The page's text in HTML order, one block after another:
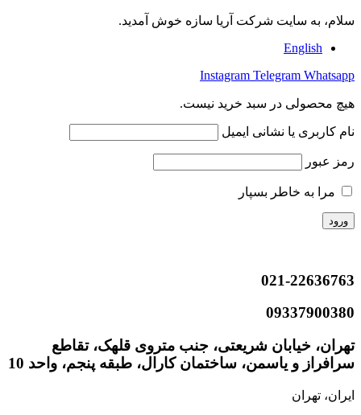
سلام، به سایت شرکت آریا سازه خوش آمدید.
English
Instagram Telegram Whatsapp
هیچ محصولی در سبد خرید نیست.
نام کاربری یا نشانی ایمیل
رمز عبور
مرا به خاطر بسپار
021-22636763
09337900380
تهران، خیابان شریعتی، جنب متروی قلهک، تقاطع
سرافراز و یاسمن، ساختمان کارال، طبقه پنجم، واحد 10
ایران، تهران